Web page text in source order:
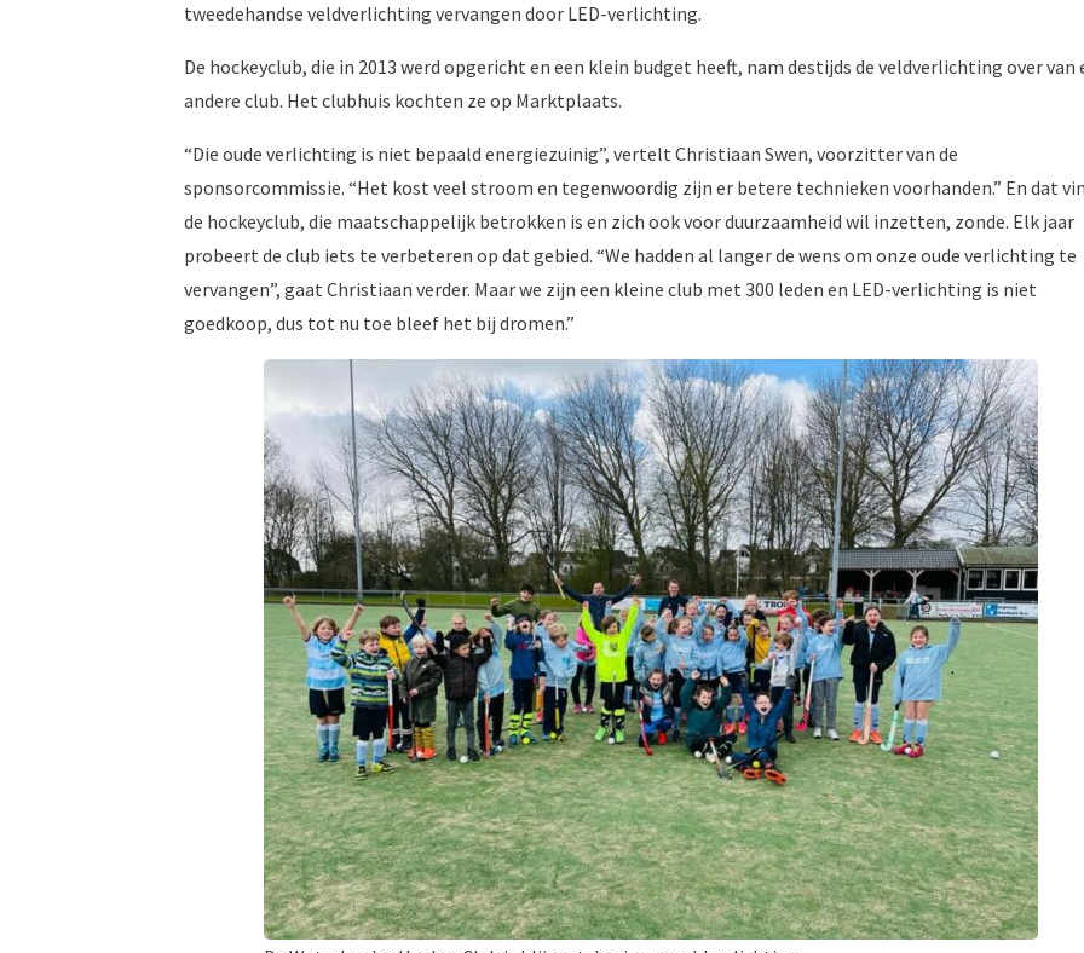
tweedehandse veldverlichting vervangen door LED-verlichting.
De hockeyclub, die in 2013 werd opgericht en een klein budget heeft, nam destijds de veldverlichting over van
andere club. Het clubhuis kochten ze op Marktplaats.
“Die oude verlichting is niet bepaald energiezuinig”, vertelt Christiaan Swen, voorzitter van de
sponsorcommissie. “Het kost veel stroom en tegenwoordig zijn er betere technieken voorhanden.” En dat
de hockeyclub, die maatschappelijk betrokken is en zich ook voor duurzaamheid wil inzetten, zonde. Elk jaar
probeert de club iets te verbeteren op dat gebied. “We hadden al langer de wens om onze oude verlichting te
vervangen”, gaat Christiaan verder. Maar we zijn een kleine club met 300 leden en LED-verlichting is niet
goedkoop, dus tot nu toe bleef het bij dromen.”